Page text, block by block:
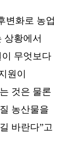
변화로 농업
상황에서
무엇보다
원이
것은 물론
농산물을
바란다”고